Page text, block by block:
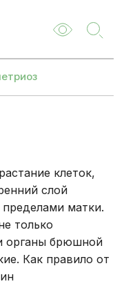
клеток,
слой
матки.
только
органы брюшной
Как правило от